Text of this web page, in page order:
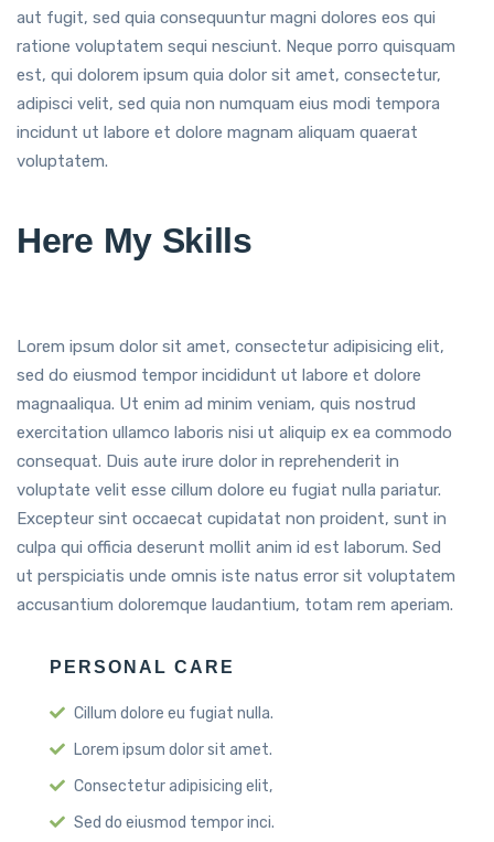
aut fugit, sed quia consequuntur magni dolores eos qui
ratione voluptatem sequi nesciunt. Neque porro quisquam
est, qui dolorem ipsum quia dolor sit amet, consectetur,
adipisci velit, sed quia non numquam eius modi tempora
incidunt ut labore et dolore magnam aliquam quaerat
voluptatem.
Here My Skills
Lorem ipsum dolor sit amet, consectetur adipisicing elit,
sed do eiusmod tempor incididunt ut labore et dolore
magnaaliqua. Ut enim ad minim veniam, quis nostrud
exercitation ullamco laboris nisi ut aliquip ex ea commodo
consequat. Duis aute irure dolor in reprehenderit in
voluptate velit esse cillum dolore eu fugiat nulla pariatur.
Excepteur sint occaecat cupidatat non proident, sunt in
culpa qui officia deserunt mollit anim id est laborum. Sed
ut perspiciatis unde omnis iste natus error sit voluptatem
accusantium doloremque laudantium, totam rem aperiam.
PERSONAL CARE
Cillum dolore eu fugiat nulla.
Lorem ipsum dolor sit amet.
Consectetur adipisicing elit,
Sed do eiusmod tempor inci.